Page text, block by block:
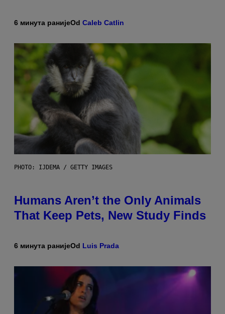
6 минута ранијеOd Caleb Catlin
PHOTO: IJDEMA / GETTY IMAGES
Humans Aren’t the Only Animals
That Keep Pets, New Study Finds
6 минута ранијеOd Luis Prada